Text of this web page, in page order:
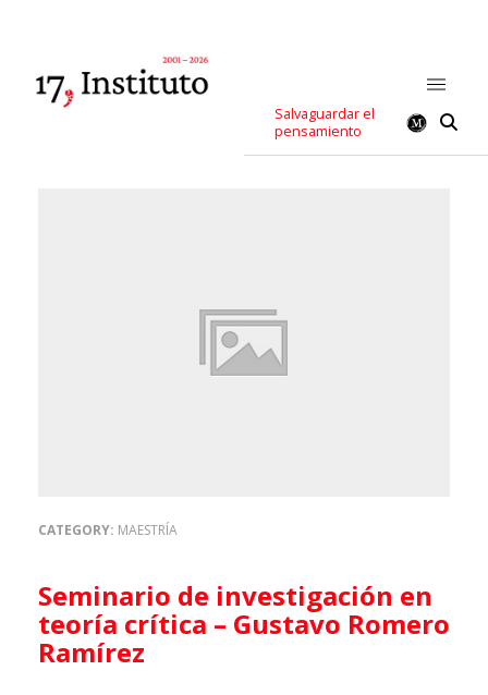
Salvaguardar el
pensamiento
CATEGORY: MAESTRÍA
Seminario de investigación en
teoría crítica – Gustavo Romero
Ramírez